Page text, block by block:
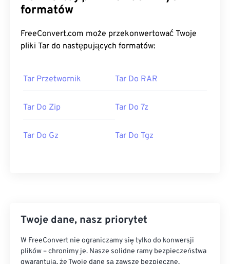
formatów
FreeConvert.com może przekonwertować Twoje
pliki Tar do następujących formatów:
Tar Przetwornik Tar Do RAR
Tar Do Zip Tar Do 7z
Tar Do Gz Tar Do Tgz
Twoje dane, nasz priorytet
W FreeConvert nie ograniczamy się tylko do konwersji
plików – chronimy je. Nasze solidne ramy bezpieczeństwa
gwarantują, że Twoje dane są zawsze bezpieczne,